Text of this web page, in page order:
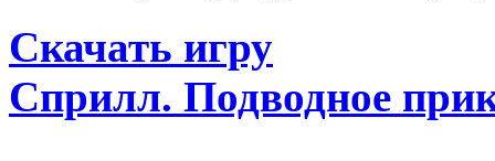
Скачать игру
Сприлл. Подводное